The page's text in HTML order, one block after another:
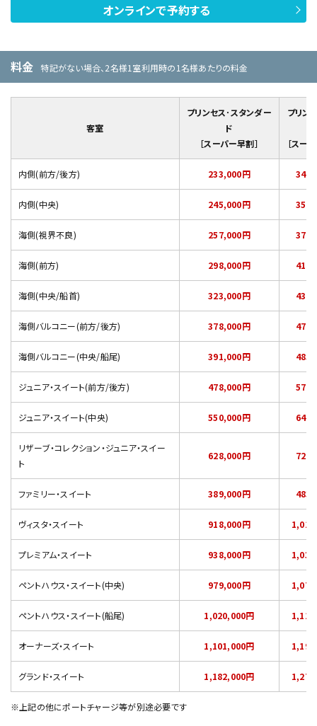
オンラインで予約する
料金 特記がない場合、2名様1室利用時の1名様あたりの料金
客室
プリンセス･スタンダー
ド
［スーパー早割］
プリン
［スー
内側(前方/後方) 233,000円
内側(中央) 245,000円
海側(視界不良) 257,000円
海側(前方) 298,000円
海側(中央/船首) 323,000円
海側バルコニー(前方/後方) 378,000円
海側バルコニー(中央/船尾) 391,000円
ジュニア・スイート(前方/後方) 478,000円
ジュニア・スイート(中央) 550,000円
リザーブ・コレクション・ジュニア・スイー
ト
628,000円
ファミリー・スイート 389,000円
ヴィスタ・スイート 918,000円
プレミアム・スイート 938,000円
ペントハウス・スイート(中央) 979,000円
ペントハウス・スイート(船尾) 1,020,000円
オーナーズ・スイート 1,101,000円
グランド・スイート 1,182,000円
※上記の他にポートチャージ等が別途必要です